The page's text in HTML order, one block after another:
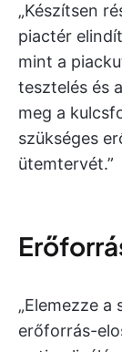
„Készítsen
piactér
mint a
tesztelés és
meg a
szükséges
ütemtervét.”
„Elemezze
erőforrás-